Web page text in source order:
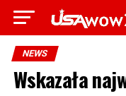
NEWS
Wskazała